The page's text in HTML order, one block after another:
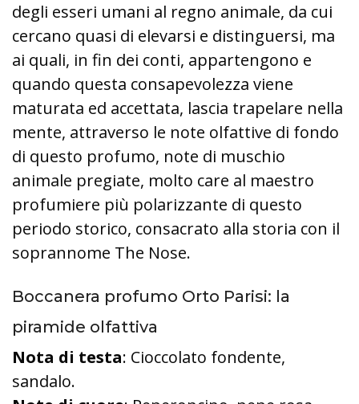
degli esseri umani al regno animale, da cui
cercano quasi di elevarsi e distinguersi, ma
ai quali, in fin dei conti, appartengono e
quando questa consapevolezza viene
maturata ed accettata, lascia trapelare nella
mente, attraverso le note olfattive di fondo
di questo profumo, note di muschio
animale pregiate, molto care al maestro
profumiere più polarizzante di questo
periodo storico, consacrato alla storia con il
soprannome The Nose.
Boccanera profumo Orto Parisi: la
piramide olfattiva
Nota di testa: Cioccolato fondente,
sandalo.